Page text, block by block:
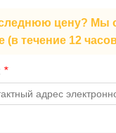
цену? Мы
(в течение 12
*